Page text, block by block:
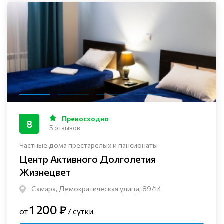
Частные дома престарелых и пансионаты
Центр Активного Долголетия
Жизнецвет
Самара, Демократическая улица, 89/14
8 Превосходно
5 отзывов
от1 200 ₽ / сутки